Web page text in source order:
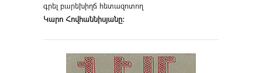
գրել բարեխիղճ հետազոտող
Կարո Հովհաննիսյանը։